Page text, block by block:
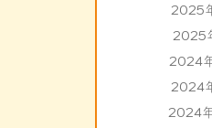
2025
2025
2024
2024
2024